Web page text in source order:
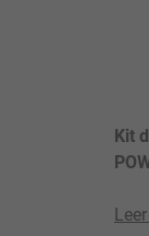
Kit